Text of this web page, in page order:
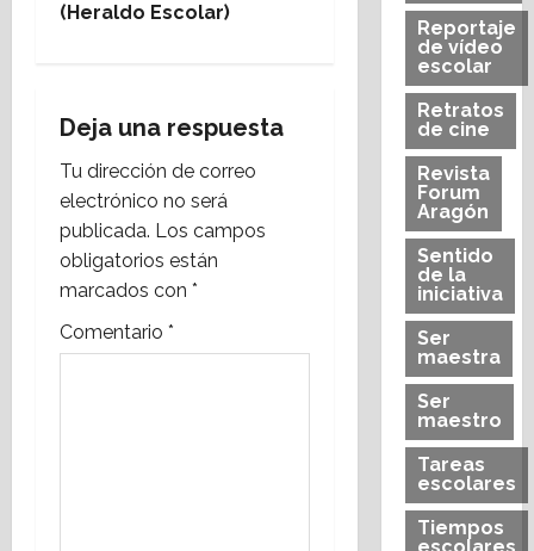
g
c
i
ó
n
d
e
(Heraldo Escolar)
Deja una respuesta
Tu dirección de correo
electrónico no será
publicada. Los campos
obligatorios están
marcados con *
Comentario *
Reportaje
de vídeo
escolar
Retratos
de cine
Revista
Forum
Aragón
Sentido
de la
iniciativa
Ser
maestra
Ser
maestro
Tareas
escolares
Tiempos